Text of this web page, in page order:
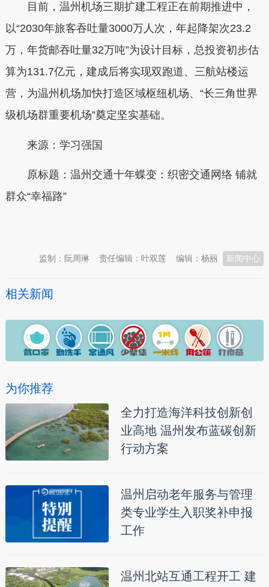
目前，温州机场三期扩建工程正在前期推进中，
以“2030年旅客吞吐量3000万人次，年起降架次23.2
万，年货邮吞吐量32万吨”为设计目标，总投资初步估
算为131.7亿元，建成后将实现双跑道、三航站楼运
营，为温州机场加快打造区域枢纽机场、“长三角世界
级机场群重要机场”奠定坚实基础。
来源：学习强国
原标题：温州交通十年蝶变：织密交通网络 铺就
群众“幸福路”
新闻中心
编辑：杨丽
责任编辑：叶双莲
监制：阮周琳
相关新闻
为你推荐
全力打造海洋科技创新创
业高地 温州发布蓝碳创新
行动方案
温州启动老年服务与管理
类专业学生入职奖补申报
工作
温州北站互通工程开工 建